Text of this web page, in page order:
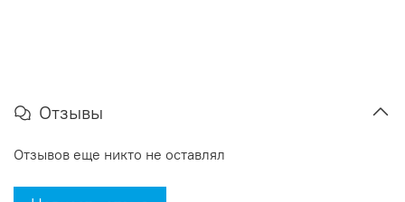
Отзывы
Отзывов еще никто не оставлял